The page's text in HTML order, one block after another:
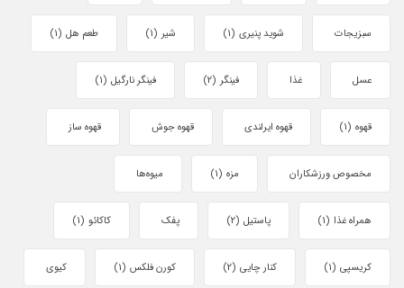
سبزیجات شوید پنیری (1) شیر (1) طعم هل (1)
عسل غذا فینگر (2) فینگر نارگیل (1)
قهوه (1) قهوه ایرلندی قهوه جوش قهوه ساز
مخصوص ورزشکاران مزه (1) میوه‌ها
همراه غذا (1) پاستیل (2) پفک کاکائو (1)
کریسپی (1) کنار چایی (2) کورن فلکس (1) کیوی